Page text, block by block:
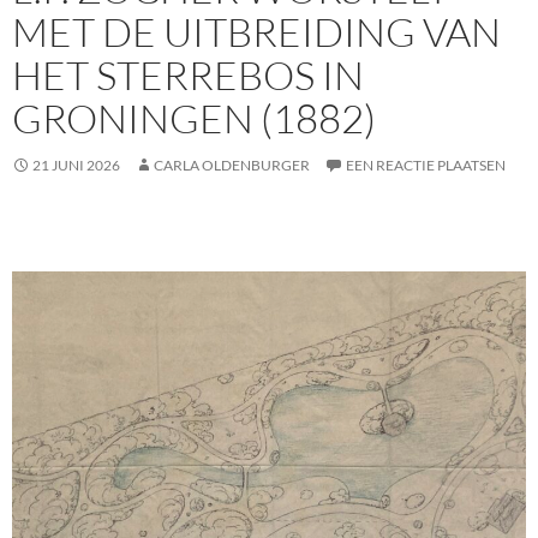
MET DE UITBREIDING VAN
HET STERREBOS IN
GRONINGEN (1882)
21 JUNI 2026 CARLA OLDENBURGER EEN REACTIE PLAATSEN